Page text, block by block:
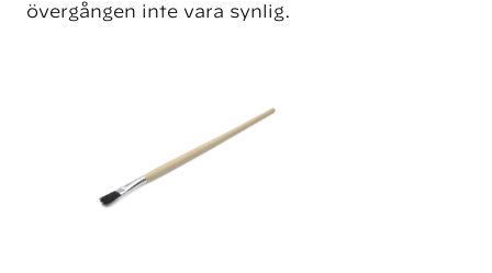
övergången inte vara synlig.